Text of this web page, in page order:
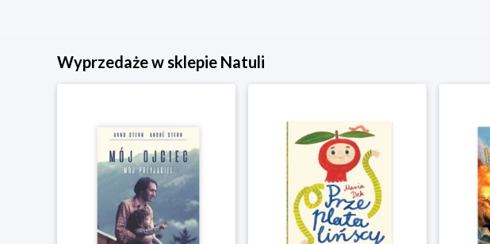
Wyprzedaże w sklepie Natuli